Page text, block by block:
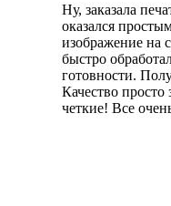
Ну, заказала
оказался
изображение на
быстро
готовности.
Качество просто
четкие! Все